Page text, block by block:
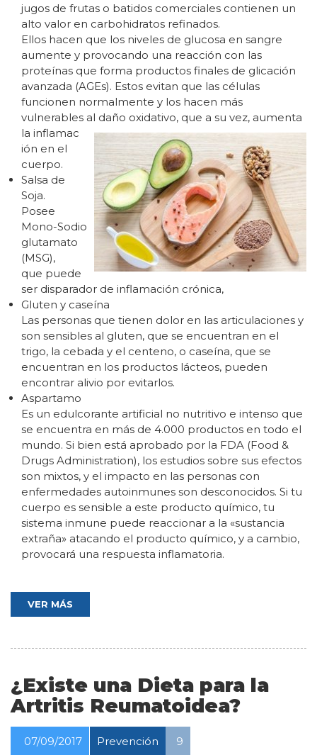
jugos de frutas o batidos comerciales contienen un
alto valor en carbohidratos refinados.
Ellos hacen que los niveles de glucosa en sangre
aumente y provocando una reacción con las
proteínas que forma productos finales de glicación
avanzada (AGEs). Estos evitan que las células
funcionen normalmente y los hacen más
vulnerables al daño oxidativo, que a su vez, aumenta
la inflamac
ión en el
cuerpo.
Salsa de
Soja.
Posee
Mono-Sodio
glutamato
(MSG),
que puede
ser disparador de inflamación crónica,
Gluten y caseína
Las personas que tienen dolor en las articulaciones y
son sensibles al gluten, que se encuentran en el
trigo, la cebada y el centeno, o caseína, que se
encuentran en los productos lácteos, pueden
encontrar alivio por evitarlos.
Aspartamo
Es un edulcorante artificial no nutritivo e intenso que
se encuentra en más de 4.000 productos en todo el
mundo. Si bien está aprobado por la FDA (Food &
Drugs Administration), los estudios sobre sus efectos
son mixtos, y el impacto en las personas con
enfermedades autoinmunes son desconocidos. Si tu
cuerpo es sensible a este producto químico, tu
sistema inmune puede reaccionar a la «sustancia
extraña» atacando el producto químico, y a cambio,
provocará una respuesta inflamatoria.
VER MÁS
¿Existe una Dieta para la
Artritis Reumatoidea?
07/09/2017 Prevención 9